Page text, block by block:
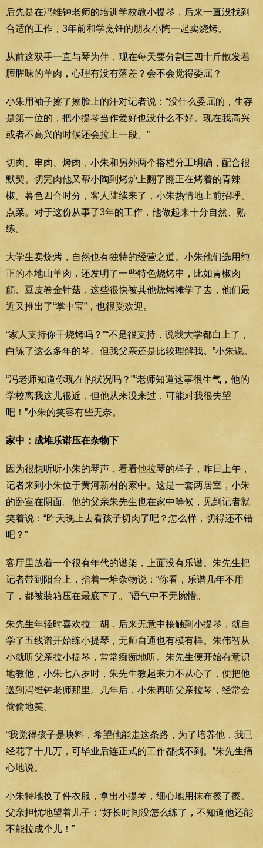
后先是在冯维钟老师的培训学校教小提琴，后来一直没找到
合适的工作，3年前和学烹饪的朋友小陶一起卖烧烤。
从前这双手一直与琴为伴，现在每天要分割三四十斤散发着
膻腥味的羊肉，心理有没有落差？会不会觉得委屈？
小朱用袖子擦了擦脸上的汗对记者说：“没什么委屈的，生存
是第一位的，把小提琴当作爱好也没什么不好。现在我高兴
或者不高兴的时候还会拉上一段。”
切肉、串肉、烤肉，小朱和另外两个搭档分工明确，配合很
默契。切完肉他又帮小陶到烤炉上翻了翻正在烤着的青辣
椒。暮色四合时分，客人陆续来了，小朱热情地上前招呼、
点菜。对于这份从事了3年的工作，他做起来十分自然、熟
练。
大学生卖烧烤，自然也有独特的经营之道。小朱他们选用纯
正的本地山羊肉，还发明了一些特色烧烤串，比如青椒肉
筋、豆皮卷金针菇，这些很快被其他烧烤摊学了去，他们最
近又推出了“掌中宝”，也很受欢迎。
“家人支持你干烧烤吗？”“不是很支持，说我大学都白上了，
白练了这么多年的琴。但我父亲还是比较理解我。”小朱说。
“冯老师知道你现在的状况吗？”“老师知道这事很生气，他的
学校离我这儿很近，但他从来没来过，可能对我很失望
吧！”小朱的笑容有些无奈。
家中：成堆乐谱压在杂物下
因为很想听听小朱的琴声，看看他拉琴的样子，昨日上午，
记者来到小朱位于黄河新村的家中。这是一套两居室，小朱
的卧室在阴面。他的父亲朱先生也在家中等候，见到记者就
笑着说：“昨天晚上去看孩子切肉了吧？怎么样，切得还不错
吧？”
客厅里放着一个很有年代的谱架，上面没有乐谱。朱先生把
记者带到阳台上，指着一堆杂物说：“你看，乐谱几年不用
了，都被装箱压在最底下了。”语气中不无惋惜。
朱先生年轻时喜欢拉二胡，后来无意中接触到小提琴，就自
学了五线谱开始练小提琴，无师自通也有模有样。朱伟智从
小就听父亲拉小提琴，常常痴痴地听。朱先生便开始有意识
地教他，小朱七八岁时，朱先生教起来力不从心了，便把他
送到冯维钟老师那里。几年后，小朱再听父亲拉琴，经常会
偷偷地笑。
“我觉得孩子是块料，希望他能走这条路，为了培养他，我已
经花了十几万，可毕业后连正式的工作都找不到。”朱先生痛
心地说。
小朱特地换了件衣服，拿出小提琴，细心地用抹布擦了擦。
父亲担忧地望着儿子：“好长时间没怎么练了，不知道他还能
不能拉成个儿！”